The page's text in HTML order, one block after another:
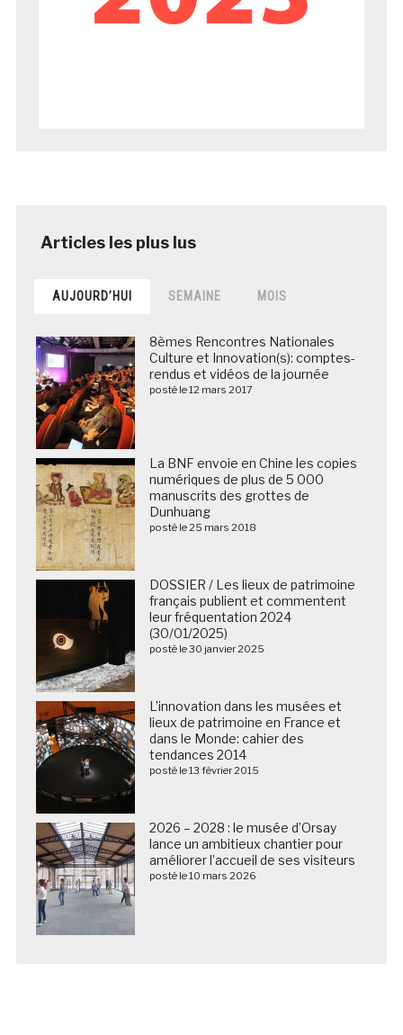
AUJOURD’HUI SEMAINE MOIS
8èmes Rencontres Nationales
Culture et Innovation(s): comptes-
rendus et vidéos de la journée
posté le 12 mars 2017
La BNF envoie en Chine les copies
numériques de plus de 5 000
manuscrits des grottes de
Dunhuang
posté le 25 mars 2018
DOSSIER / Les lieux de patrimoine
français publient et commentent
leur fréquentation 2024
(30/01/2025)
posté le 30 janvier 2025
L’innovation dans les musées et
lieux de patrimoine en France et
dans le Monde: cahier des
tendances 2014
posté le 13 février 2015
2026 – 2028 : le musée d’Orsay
lance un ambitieux chantier pour
améliorer l’accueil de ses visiteurs
posté le 10 mars 2026